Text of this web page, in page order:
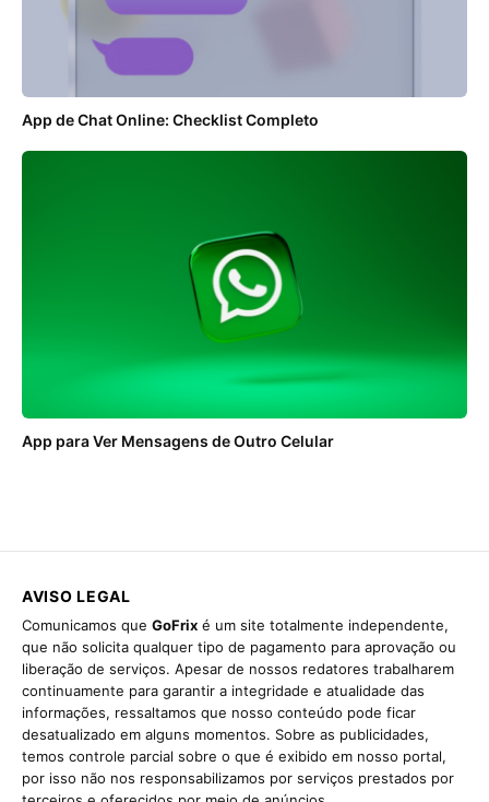
App de Chat Online: Checklist Completo
App para Ver Mensagens de Outro Celular
AVISO LEGAL
Comunicamos que GoFrix é um site totalmente independente,
que não solicita qualquer tipo de pagamento para aprovação ou
liberação de serviços. Apesar de nossos redatores trabalharem
continuamente para garantir a integridade e atualidade das
informações, ressaltamos que nosso conteúdo pode ficar
desatualizado em alguns momentos. Sobre as publicidades,
temos controle parcial sobre o que é exibido em nosso portal,
por isso não nos responsabilizamos por serviços prestados por